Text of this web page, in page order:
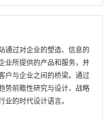
通过对企业的塑造、信息的
业所提供的产品和服务，并
户与企业之间的桥梁。通过
势前瞻性研究与设计、战略
的时代设计语言。